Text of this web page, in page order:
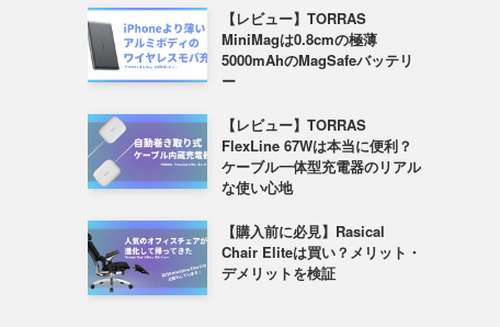
【レビュー】TORRAS
MiniMagは0.8cmの極薄
5000mAhのMagSafeバッテリ
ー
【レビュー】TORRAS
FlexLine 67Wは本当に便利？
ケーブル一体型充電器のリアル
な使い心地
【購入前に必見】Rasical
Chair Eliteは買い？メリット・
デメリットを検証